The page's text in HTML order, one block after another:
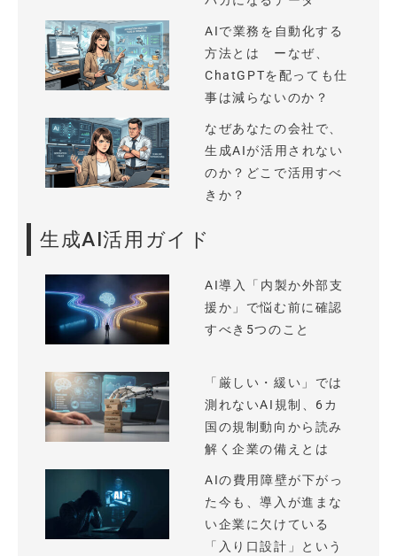
AIで業務を自動化する
方法とは ーなぜ、
ChatGPTを配っても仕
事は減らないのか？
なぜあなたの会社で、
生成AIが活用されない
のか？どこで活用すべ
きか？
生成AI活用ガイド
AI導入「内製か外部支
援か」で悩む前に確認
すべき5つのこと
「厳しい・緩い」では
測れないAI規制、6カ
国の規制動向から読み
解く企業の備えとは
AIの費用障壁が下がっ
た今も、導入が進まな
い企業に欠けている
「入り口設計」という